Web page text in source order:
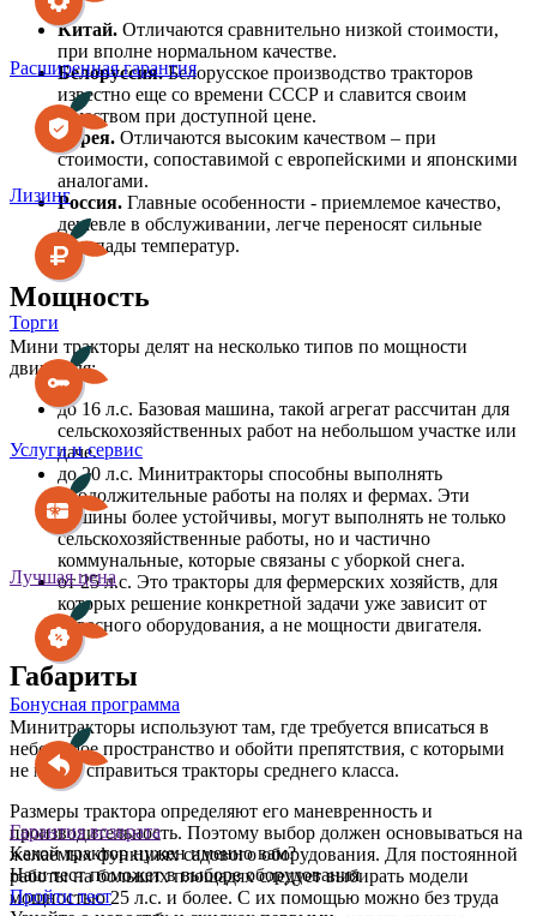
Китай. Отличаются сравнительно низкой стоимости,
при вполне нормальном качестве.
Белоруссия.Белорусское производство тракторов
известно еще со времени СССР и славится своим
качеством при доступной цене.
Корея. Отличаются высоким качеством – при
стоимости, сопоставимой с европейскими и японскими
аналогами.
Россия. Главные особенности - приемлемое качество,
дешевле в обслуживании, легче переносят сильные
перепады температур.
Мощность
Мини тракторы делят на несколько типов по мощности
двигателя:
до 16 л.с. Базовая машина, такой агрегат рассчитан для
сельскохозяйственных работ на небольшом участке или
даче.
до 20 л.с. Минитракторы способны выполнять
продолжительные работы на полях и фермах. Эти
машины более устойчивы, могут выполнять не только
сельскохозяйственные работы, но и частично
коммунальные, которые связаны с уборкой снега.
от 25 л.с. Это тракторы для фермерских хозяйств, для
которых решение конкретной задачи уже зависит от
навесного оборудования, а не мощности двигателя.
Габариты
Минитракторы используют там, где требуется вписаться в
небольшое пространство и обойти препятствия, с которыми
не могут справиться тракторы среднего класса.
Размеры трактора определяют его маневренность и
производительность. Поэтому выбор должен основываться на
желаемых функциях садового оборудования. Для постоянной
работы на больших площадях следует выбирать модели
мощностью 25 л.с. и более. С их помощью можно без труда
Расширенная гарантия
Лизинг
Торги
Услуги и сервис
Лучшая цена
Бонусная программа
Гарантия возврата
Какой трактор нужен именно вам?
Наш тест поможет в выборе оборудования
Пройти тест